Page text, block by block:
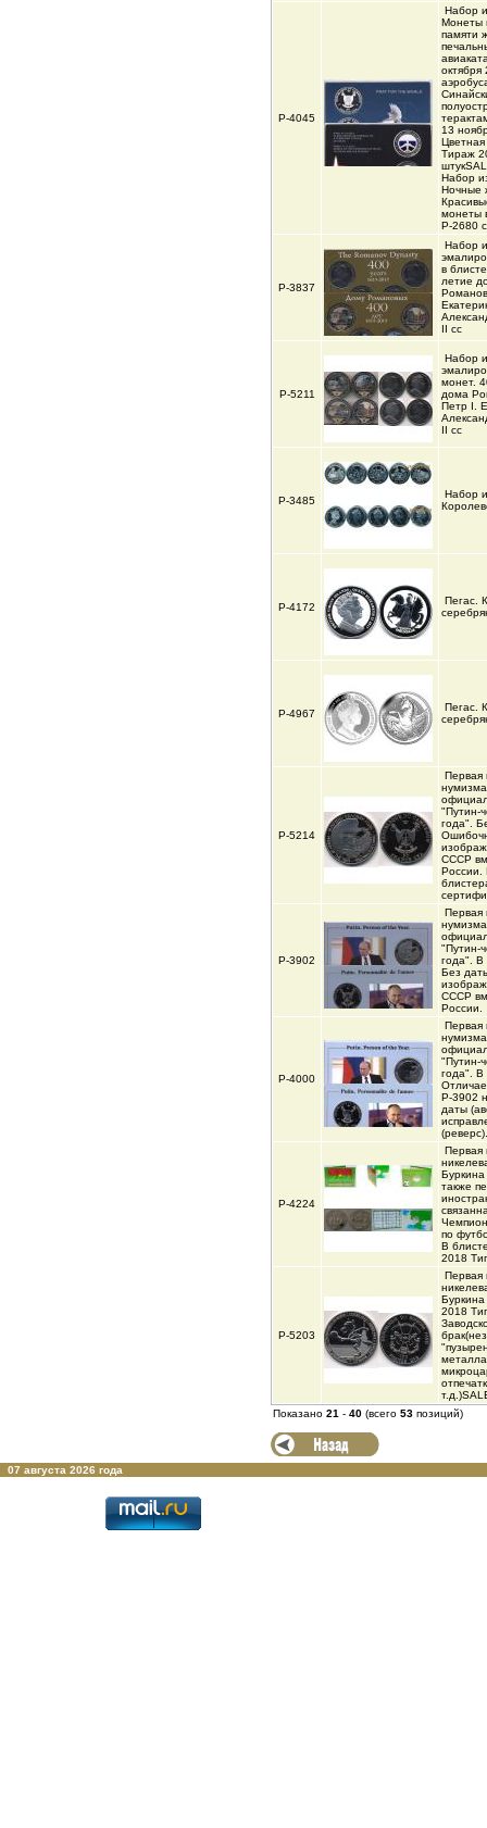
Р-4045
Набор
Монеты
памяти
октября
13
Тираж
Набор
Ночные
монеты
Р-2680
Р-3837
Набор
в
летие
II cc
Р-5211
Набор
монет.
дома
Петр I.
II cc
Р-3485
Набор
Р-4172
Пегас.
Р-4967
Пегас.
Р-5214
Первая
"Путин-
года".
СССР
России.
Р-3902
Первая
"Путин-
года". В
Без
СССР
России.
Р-4000
Первая
"Путин-
года". В
Р-3902
даты
Р-4224
Первая
также
по
В
2018
Р-5203
Первая
2018
Показано 21 - 40 (всего 53 позиций)
07 августа 2026 года